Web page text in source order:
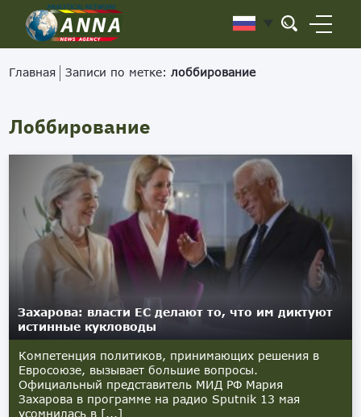
Главная Записи по метке:лоббирование
Лоббирование
Захарова: власти ЕС делают то, что им диктуют
истинные кукловоды
Компетенция политиков, принимающих решения в
Евросоюзе, вызывает большие вопросы.
Официальный представитель МИД РФ Мария
Захарова в программе на радио Sputnik 13 мая
усомнилась в [...]